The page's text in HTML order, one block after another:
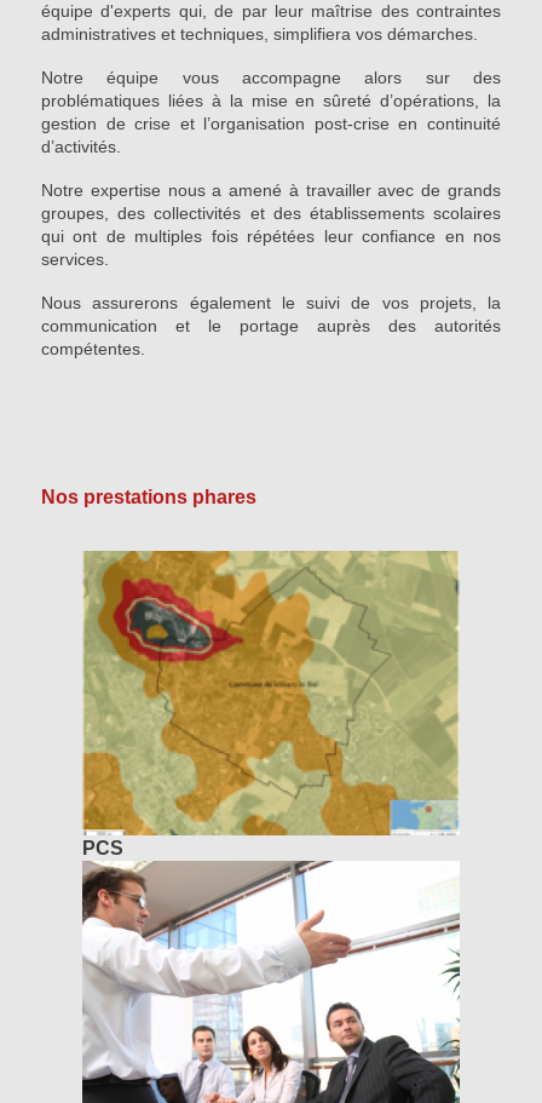
équipe d'experts qui, de par leur maîtrise des contraintes
administratives et techniques, simplifiera vos démarches.
Notre équipe vous accompagne alors sur des
problématiques liées à la mise en sûreté d’opérations, la
gestion de crise et l’organisation post-crise en continuité
d’activités.
Notre expertise nous a amené à travailler avec de grands
groupes, des collectivités et des établissements scolaires
qui ont de multiples fois répétées leur confiance en nos
services.
Nous assurerons également le suivi de vos projets, la
communication et le portage auprès des autorités
compétentes.
Nos prestations phares
PCS